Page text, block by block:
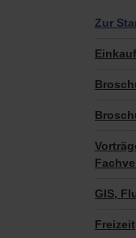
Zur
GIS,
Freizeit